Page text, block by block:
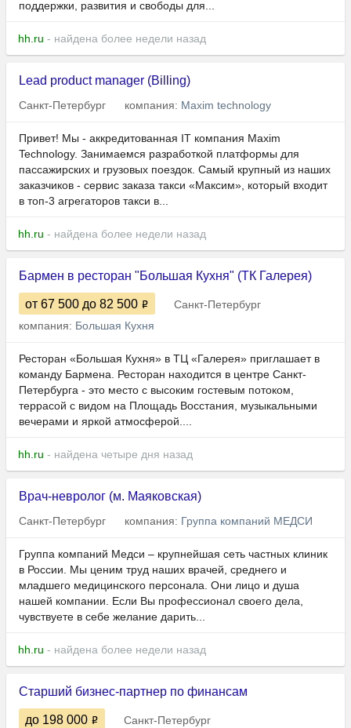
поддержки, развития и свободы для...
hh.ru - найдена более недели назад
Lead product manager (Billing)
Санкт-Петербург компания: Maxim technology
Привет! Мы - аккредитованная IT компания Maxim
Technology. Занимаемся разработкой платформы для
пассажирских и грузовых поездок. Самый крупный из наших
заказчиков - сервис заказа такси «Максим», который входит
в топ-3 агрегаторов такси в...
hh.ru - найдена более недели назад
Бармен в ресторан "Большая Кухня" (ТК Галерея)
от 67 500 до 82 500
Санкт-Петербург
компания: Большая Кухня
Ресторан «Большая Кухня» в ТЦ «Галерея» приглашает в
команду Бармена. Ресторан находится в центре Санкт-
Петербурга - это место с высоким гостевым потоком,
террасой с видом на Площадь Восстания, музыкальными
вечерами и яркой атмосферой....
hh.ru - найдена четыре дня назад
Врач-невролог (м. Маяковская)
Санкт-Петербург компания: Группа компаний МЕДСИ
Группа компаний Медси – крупнейшая сеть частных клиник
в России. Мы ценим труд наших врачей, среднего и
младшего медицинского персонала. Они лицо и душа
нашей компании. Если Вы профессионал своего дела,
чувствуете в себе желание дарить...
hh.ru - найдена более недели назад
Старший бизнес-партнер по финансам
до 198 000
Санкт-Петербург